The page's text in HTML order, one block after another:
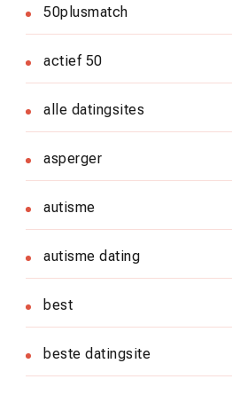
50plusmatch
actief 50
alle datingsites
asperger
autisme
autisme dating
best
beste datingsite